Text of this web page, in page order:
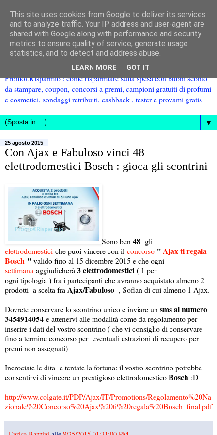
Promo€Risparmio : come risparmiare sulla spesa con buoni sconto
da stampare, coupon, concorsi a premi, campioni gratuiti di profumi
e cosmetici, sondaggi retribuiti, cashback , tester e provami gratis
▼
25 agosto 2015
Con Ajax e Fabuloso vinci 48
elettrodomestici Bosch : gioca gli scontrini
Sono ben 48 gli
elettrodomestici che puoi vincere con il concorso '' Ajax ti regala
Bosch '' valido fino al 15 dicembre 2015 e che ogni
settimana aggiudicherà 3 elettrodomestici ( 1 per
ogni tipologia ) fra i partecipanti che avranno acquistato almeno 2
prodotti a scelta fra Ajax/Fabuloso , Soflan di cui almeno 1 Ajax.
Dovrete conservare lo scontrino unico e inviare un sms al numero
3454914054 e attenervi alle modalità come da regolamento per
inserire i dati del vostro scontrino ( che vi consiglio di conservare
fino a termine concorso per eventuali estrazioni di recupero per
premi non assegnati)
Incrociate le dita e tentate la fortuna: il vostro scontrino potrebbe
consentirvi di vincere un prestigioso elettrodomesticoBosch :D
http://www.colgate.it/PDP/Ajax/IT/Promotions/Regolamento%20Na
zionale%20Concorso%20Ajax%20ti%20regala%20Bosch_final.pdf
This site uses cookies from Google to deliver its services
and to analyze traffic. Your IP address and user-agent are
shared with Google along with performance and security
metrics to ensure quality of service, generate usage
statistics, and to detect and address abuse.
LEARN MORE GOT IT